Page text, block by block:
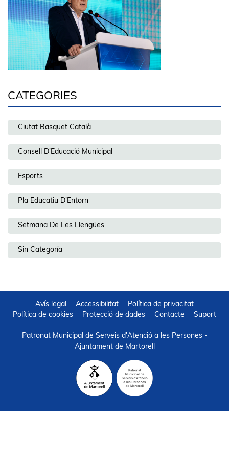
CATEGORIES
Ciutat Basquet Català
Consell D'Educació Municipal
Esports
Pla Educatiu D'Entorn
Setmana De Les Llengües
Sin Categoría
Avís legal Accessibilitat
Política de privacitat
Política de cookies
Protecció de dades Contacte Suport
Patronat Municipal de Serveis d'Atenció a les Persones -
Ajuntament de Martorell